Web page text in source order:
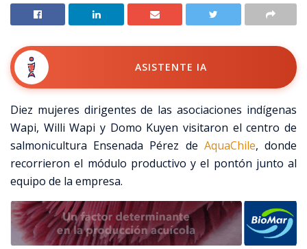
ASISTENTE IA
Diez mujeres dirigentes de las asociaciones indígenas
Wapi, Willi Wapi y Domo Kuyen visitaron el centro de
salmonicultura Ensenada Pérez de AquaChile, donde
recorrieron el módulo productivo y el pontón junto al
equipo de la empresa.